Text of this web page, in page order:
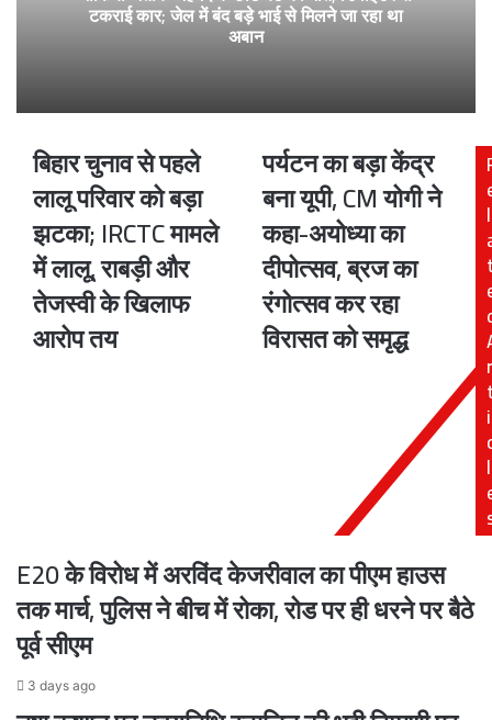
टकराई कार; जेल में बंद बड़े भाई से मिलने जा रहा था
अबान
बिहार
चुनाव
से
पहले
लालू
परिवार
को
बड़ा
झटका;
आरोप
बिहार चुनाव से पहले
लालू परिवार को बड़ा
झटका; IRCTC मामले
में लालू, राबड़ी और
तेजस्वी के खिलाफ
आरोप तय
पर्यटन
बड़ा
केंद्र
बना
यूपी,
CM
योगी
ने
विरासत
समृद्ध
पर्यटन का बड़ा केंद्र
बना यूपी, CM योगी ने
कहा-अयोध्या का
दीपोत्सव, ब्रज का
रंगोत्सव कर रहा
विरासत को समृद्ध
l
r
i
l
E20 के विरोध में अरविंद केजरीवाल का पीएम हाउस
तक मार्च, पुलिस ने बीच में रोका, रोड पर ही धरने पर बैठे
पूर्व सीएम
3 days ago